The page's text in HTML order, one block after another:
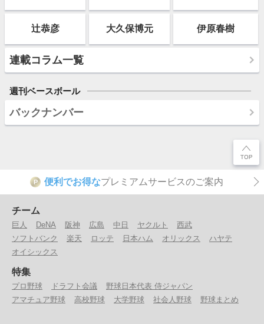
辻恭彦 大久保博元 伊原春樹
連載コラム一覧
週刊ベースボール
バックナンバー
P 便利でお得なプレミアムサービスのご案内
チーム
巨人 DeNA 阪神 広島 中日 ヤクルト
西武
ソフトバンク
楽天 ロッテ 日本ハム オリックス
ハヤテ
オイシックス
特集
プロ野球 ドラフト会議
野球日本代表 侍ジャパン
アマチュア野球
高校野球 大学野球 社会人野球 野球まとめ